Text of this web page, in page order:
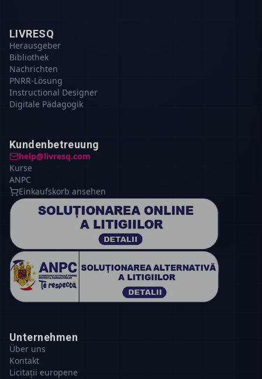
LIVRESQ
Herausgeber
Bibliothek
Nachrichten
PNRR-Lösung
Instructional Designer
Digitale Pädagogik
Kundenbetreuung
help@livresq.com
Kurse
ANPC
Einkaufskorb ansehen
Unternehmen
Über uns
Kontakt
Licitații europene